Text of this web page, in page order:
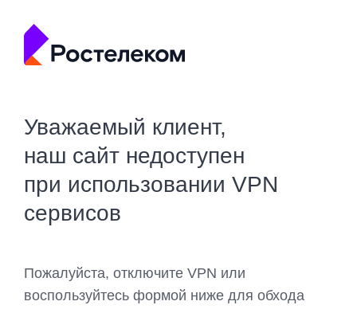
Уважаемый клиент,
наш сайт недоступен
при использовании VPN
сервисов
Пожалуйста, отключите VPN или
воспользуйтесь формой ниже для обхода